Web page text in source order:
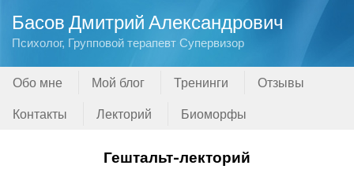
Басов Дмитрий Александрович
Психолог, Групповой терапевт Супервизор
Обо мне Мой блог Тренинги
Отзывы
Контакты
Лекторий Биоморфы
Гештальт-лекторий